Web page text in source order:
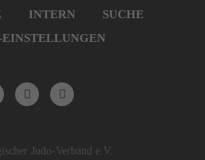
INTERN
SUCHE
Judo-Verband e.V.